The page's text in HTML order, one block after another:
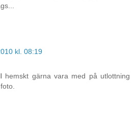
kl. 08:19
hemskt gärna vara med på utlottning